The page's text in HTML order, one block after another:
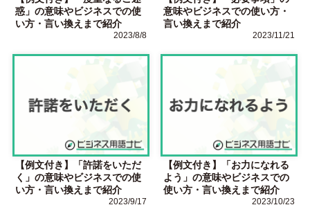
惑」の意味やビジネスでの使
い方・言い換えまで紹介
2023/8/8
意味やビジネスでの使い方・
言い換えまで紹介
2023/11/21
【例文付き】「許諾をいただ
く」の意味やビジネスでの使
い方・言い換えまで紹介
2023/9/17
【例文付き】「お力になれる
よう」の意味やビジネスでの
使い方・言い換えまで紹介
2023/10/23